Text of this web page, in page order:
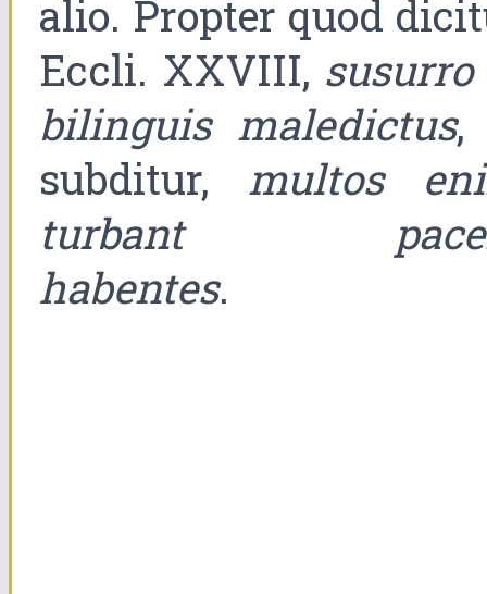
alio. Propter quod
Eccli. XXVIII, susurro
bilinguis maledictus,
subditur, multos
turbant
habentes.